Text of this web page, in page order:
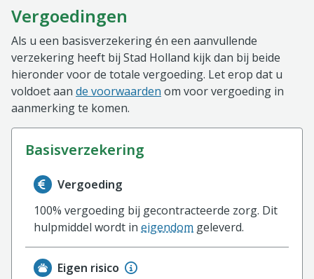
Vergoedingen
Als u een basisverzekering én een aanvullende
verzekering heeft bij Stad Holland kijk dan bij beide
hieronder voor de totale vergoeding. Let erop dat u
voldoet aan de voorwaarden om voor vergoeding in
aanmerking te komen.
basisverzekering
Informatie over de vergoeding van de
Vergoeding
100% vergoeding bij gecontracteerde zorg. Dit
hulpmiddel wordt in eigendom geleverd.
Eigen risico